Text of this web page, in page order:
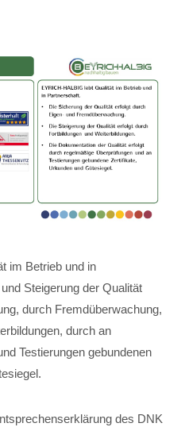
im Betrieb und in
Steigerung der Qualität
durch Fremdüberwachung,
durch an
Testierungen gebundenen
des DNK